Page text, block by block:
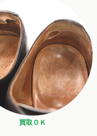
買取ＯＫ